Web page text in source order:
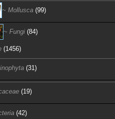
Mollusca (99)
Fungi (84)
(1456)
(31)
(19)
(42)